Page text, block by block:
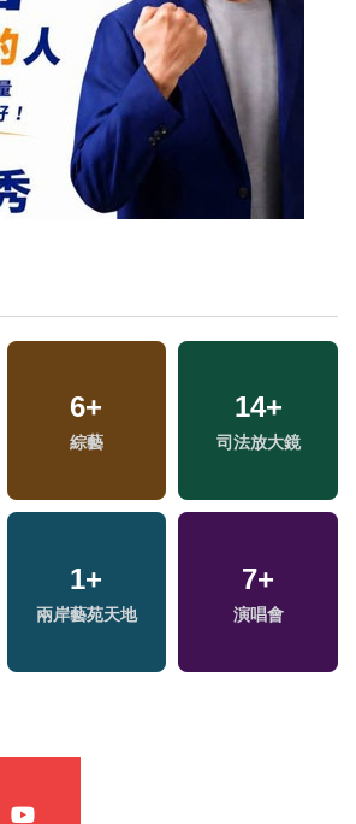
6+
綜藝
14+
司法放大鏡
1+
兩岸藝苑天地
7+
演唱會